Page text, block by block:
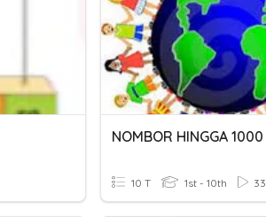
NOMBOR HINGGA 1000
10 T 1st - 10th 33